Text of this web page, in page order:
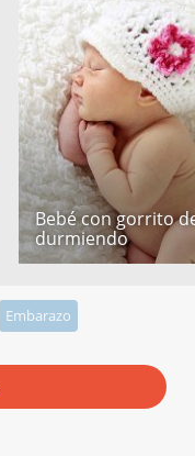
Bebé con gorrito
durmiendo
Embarazo